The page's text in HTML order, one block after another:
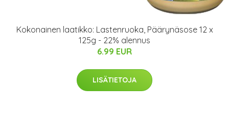
Kokonainen laatikko: Lastenruoka, Päärynäsose 12 x
125g - 22% alennus
6.99 EUR
LISÄTIETOJA